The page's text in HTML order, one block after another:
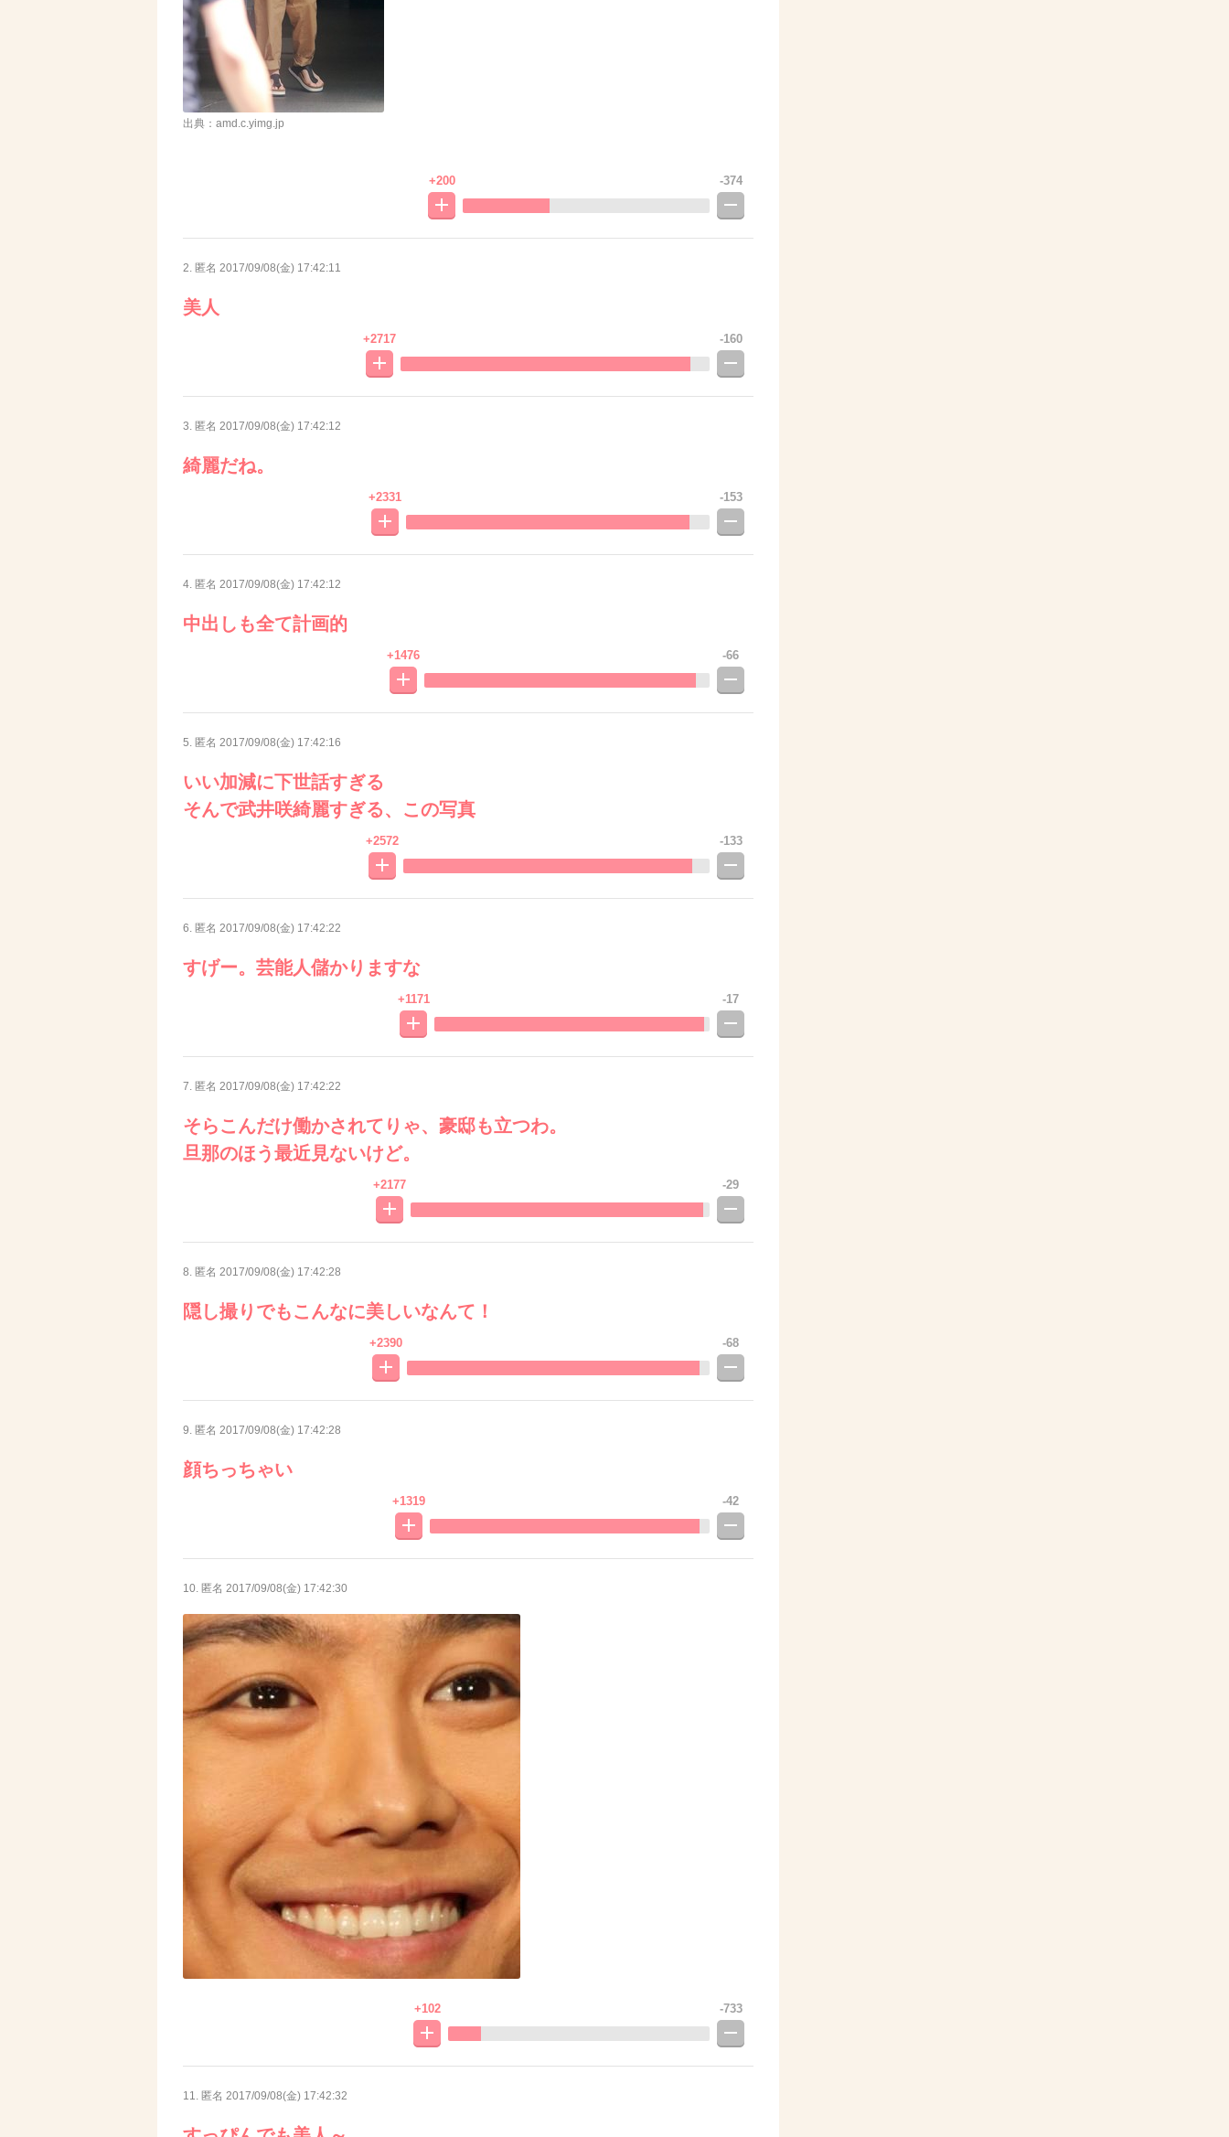
出典：amd.c.yimg.jp
+200 -374
2. 匿名 2017/09/08(金) 17:42:11
美人
+2717 -160
3. 匿名 2017/09/08(金) 17:42:12
綺麗だね。
+2331 -153
4. 匿名 2017/09/08(金) 17:42:12
中出しも全て計画的
+1476 -66
5. 匿名 2017/09/08(金) 17:42:16
いい加減に下世話すぎる
そんで武井咲綺麗すぎる、この写真
+2572 -133
6. 匿名 2017/09/08(金) 17:42:22
すげー。芸能人儲かりますな
+1171 -17
7. 匿名 2017/09/08(金) 17:42:22
そらこんだけ働かされてりゃ、豪邸も立つわ。
旦那のほう最近見ないけど。
+2177 -29
8. 匿名 2017/09/08(金) 17:42:28
隠し撮りでもこんなに美しいなんて！
+2390 -68
9. 匿名 2017/09/08(金) 17:42:28
顔ちっちゃい
+1319 -42
10. 匿名 2017/09/08(金) 17:42:30
+102 -733
11. 匿名 2017/09/08(金) 17:42:32